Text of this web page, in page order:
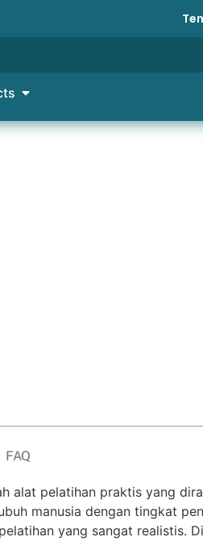
FAQ
alat pelatihan praktis yang
manusia dengan tingkat
yang sangat